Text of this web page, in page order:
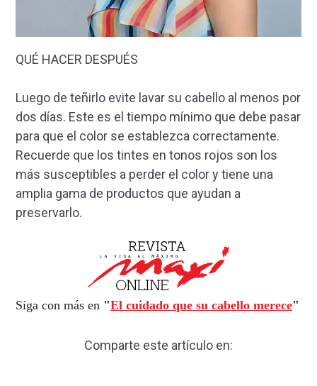
QUÉ HACER DESPUÉS
Luego de teñirlo evite lavar su cabello al menos por
dos días. Este es el tiempo mínimo que debe pasar
para que el color se establezca correctamente.
Recuerde que los tintes en tonos rojos son los
más susceptibles a perder el color y tiene una
amplia gama de productos que ayudan a
preservarlo.
Siga con más en "El cuidado que su cabello merece"
Comparte este artículo en: